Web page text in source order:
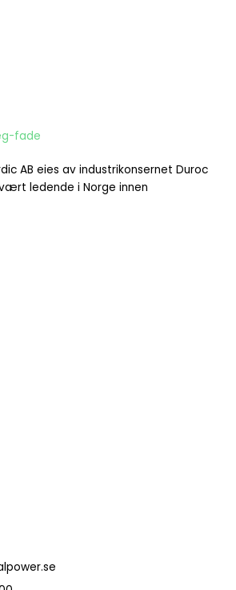
AB eies av industrikonsernet Duroc
ledende i Norge innen